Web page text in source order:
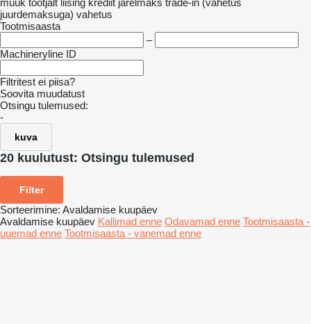
müük tootjalt liising krediit järelmaks trade-in (vahetus
juurdemaksuga) vahetus
Tootmisaasta
–
Machineryline ID
Filtritest ei piisa?
Soovita muudatust
Otsingu tulemused:
-
kuva
20 kuulutust: Otsingu tulemused
Filter
Sorteerimine: Avaldamise kuupäev
Avaldamise kuupäev Kallimad enne Odavamad enne Tootmisaasta -
uuemad enne Tootmisaasta - vanemad enne